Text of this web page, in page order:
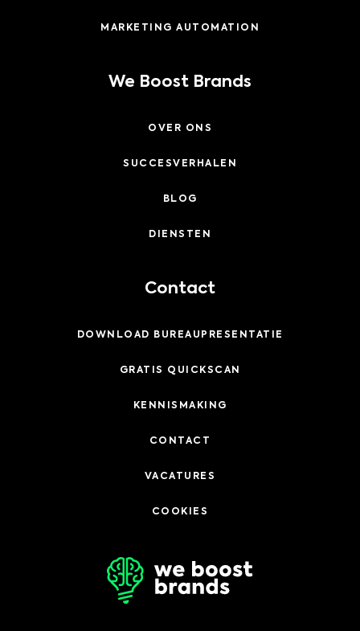
MARKETING AUTOMATION
We Boost Brands
OVER ONS
SUCCESVERHALEN
BLOG
DIENSTEN
Contact
DOWNLOAD BUREAUPRESENTATIE
GRATIS QUICKSCAN
KENNISMAKING
CONTACT
VACATURES
COOKIES